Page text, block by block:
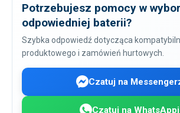
Potrzebujesz pomocy w
odpowiedniej baterii?
Szybka odpowiedź dotycząca
produktowego i zamówień hurtowych.
Czatuj na
Czatuj na